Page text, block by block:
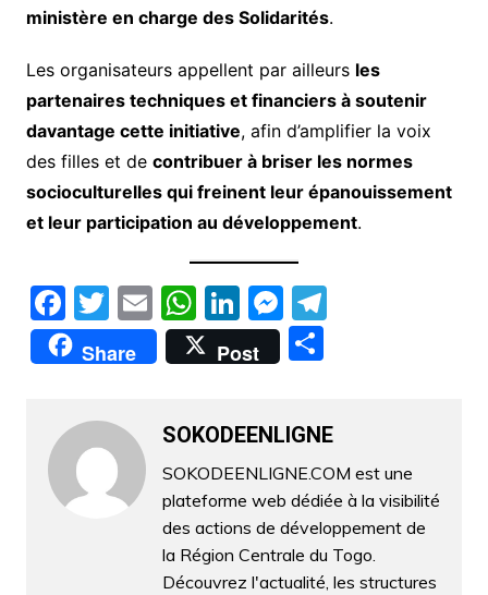
ministère en charge des Solidarités.
Les organisateurs appellent par ailleurs les
partenaires techniques et financiers à soutenir
davantage cette initiative, afin d’amplifier la voix
des filles et de contribuer à briser les normes
socioculturelles qui freinent leur épanouissement
et leur participation au développement.
F
a
c
b
o
o
T
w
itt
E
m
ai
W
h
at
A
p
p
Li
n
k
dI
n
M
e
s
e
n
g
er
T
a
m
Share Post
P
g
er
SOKODEENLIGNE
SOKODEENLIGNE.COM est une
plateforme web dédiée à la visibilité
des actions de développement de
la Région Centrale du Togo.
Découvrez l'actualité, les structures